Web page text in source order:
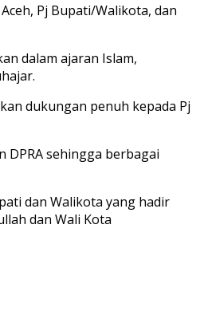
Pj Bupati/Walikota, dan
dalam ajaran Islam,
dukungan penuh kepada Pj
DPRA sehingga berbagai
dan Walikota yang hadir
dan Wali Kota